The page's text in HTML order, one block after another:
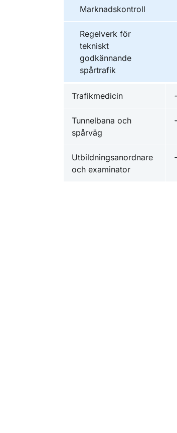
Marknadskontroll
Regelverk för
tekniskt
godkännande
spårtrafik
Trafikmedicin
Tunnelbana och
spårväg
Utbildningsanordnare
och examinator